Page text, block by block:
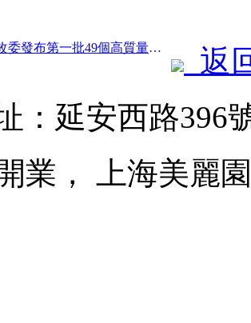
前一篇：發改委發布第一批49個高質量戶外運動目的地名單
返
：延安西路396
業， 上海美